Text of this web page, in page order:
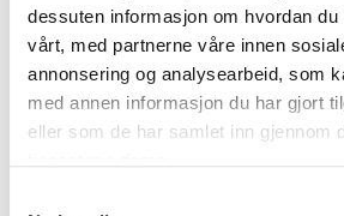
dessuten informasjon om hvordan
vårt, med partnerne våre innen
annonsering og analysearbeid, som
med annen informasjon du har gjort
eller som de har samlet inn gjennom